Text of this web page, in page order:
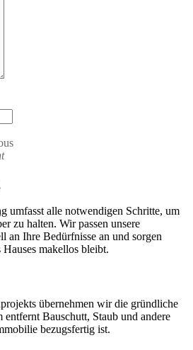
umfasst alle notwendigen Schritte, um
zu halten. Wir passen unsere
an Ihre Bedürfnisse an und sorgen
makellos bleibt.
übernehmen wir die gründliche
entfernt Bauschutt, Staub und andere
bezugsfertig ist.